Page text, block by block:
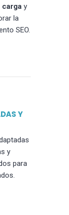
carga y
la
SEO.
Y
y
para